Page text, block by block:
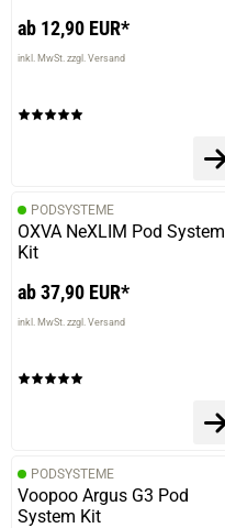
ab 12,90 EUR*
inkl. MwSt. zzgl. Versand
PODSYSTEME
OXVA NeXLIM Pod System
Kit
ab 37,90 EUR*
inkl. MwSt. zzgl. Versand
PODSYSTEME
Voopoo Argus G3 Pod
System Kit